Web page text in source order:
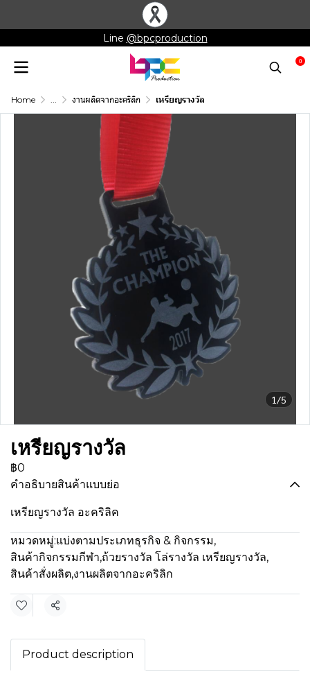
Line @bpcproduction
0
Home ... งานผลิตจากอะคริลิก เหรียญรางวัล
1/5
เหรียญรางวัล
฿0
คำอธิบายสินค้าแบบย่อ
เหรียญรางวัล อะคริลิค
หมวดหมู่:แบ่งตามประเภทธุรกิจ & กิจกรรม,
สินค้ากิจกรรมกีฬา,ถ้วยรางวัล โล่รางวัล เหรียญรางวัล,
สินค้าสั่งผลิต,งานผลิตจากอะคริลิก
แชร์
Product description